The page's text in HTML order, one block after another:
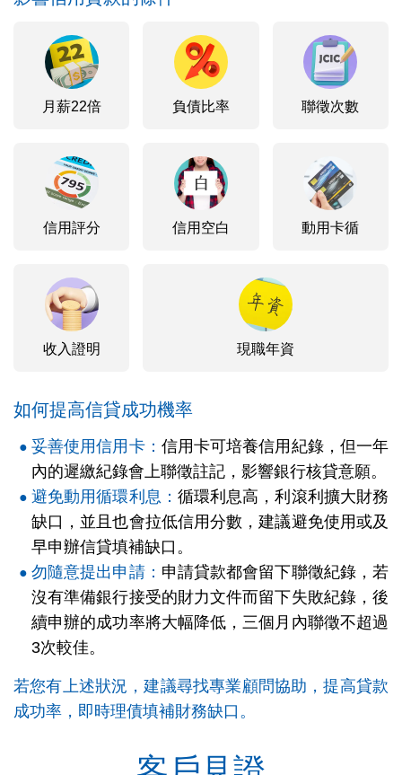
月薪22倍 負債比率 聯徵次數
信用評分 信用空白 動用卡循
收入證明 現職年資
如何提高信貸成功機率
妥善使用信用卡： 信用卡可培養信用紀錄，但一年
內的遲繳紀錄會上聯徵註記，影響銀行核貸意願。
避免動用循環利息： 循環利息高，利滾利擴大財務
缺口，並且也會拉低信用分數，建議避免使用或及
早申辦信貸填補缺口。
勿隨意提出申請： 申請貸款都會留下聯徵紀錄，若
沒有準備銀行接受的財力文件而留下失敗紀錄，後
續申辦的成功率將大幅降低，三個月內聯徵不超過
3次較佳。
若您有上述狀況，建議尋找專業顧問協助，提高貸款
成功率，即時理債填補財務缺口。